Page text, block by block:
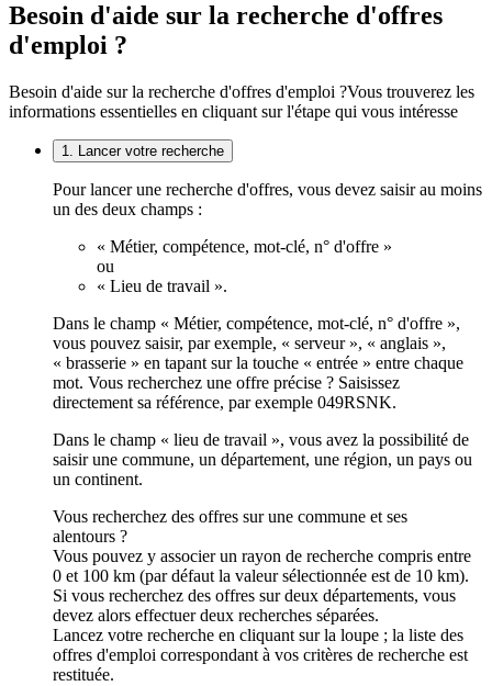
Besoin d'aide sur la recherche d'offres
d'emploi ?
Besoin d'aide sur la recherche d'offres d'emploi ?Vous trouverez les
informations essentielles en cliquant sur l'étape qui vous intéresse
1. Lancer votre recherche
Pour lancer une recherche d'offres, vous devez saisir au moins
un des deux champs :
« Métier, compétence, mot-clé, n° d'offre »
ou
« Lieu de travail ».
Dans le champ « Métier, compétence, mot-clé, n° d'offre »,
vous pouvez saisir, par exemple, « serveur », « anglais »,
« brasserie » en tapant sur la touche « entrée » entre chaque
mot. Vous recherchez une offre précise ? Saisissez
directement sa référence, par exemple 049RSNK.
Dans le champ « lieu de travail », vous avez la possibilité de
saisir une commune, un département, une région, un pays ou
un continent.
Vous recherchez des offres sur une commune et ses
alentours ?
Vous pouvez y associer un rayon de recherche compris entre
0 et 100 km (par défaut la valeur sélectionnée est de 10 km).
Si vous recherchez des offres sur deux départements, vous
devez alors effectuer deux recherches séparées.
Lancez votre recherche en cliquant sur la loupe ; la liste des
offres d'emploi correspondant à vos critères de recherche est
restituée.